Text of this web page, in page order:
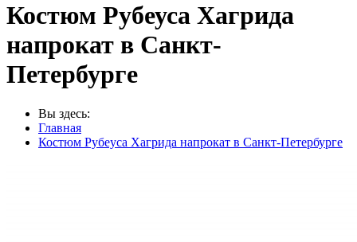
Костюм Рубеуса Хагрида
напрокат в Санкт-
Петербурге
Вы здесь:
Главная
Костюм Рубеуса Хагрида напрокат в Санкт-Петербурге